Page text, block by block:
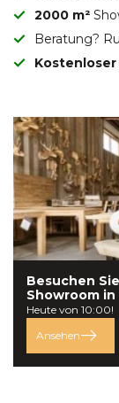
2000 m²
Beratung?
Kostenloser
Besuchen
Showroom in
Heute von 10:00!
Ansehen